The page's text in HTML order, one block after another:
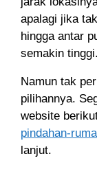
apalagi jika
hingga antar
semakin tinggi.
Namun tak
pilihannya.
website
pindahan-
lanjut.